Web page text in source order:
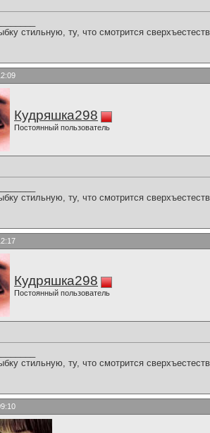
стильную, ту, что смотрится
Кудряшка298
Постоянный пользователь
стильную, ту, что смотрится
Кудряшка298
Постоянный пользователь
стильную, ту, что смотрится